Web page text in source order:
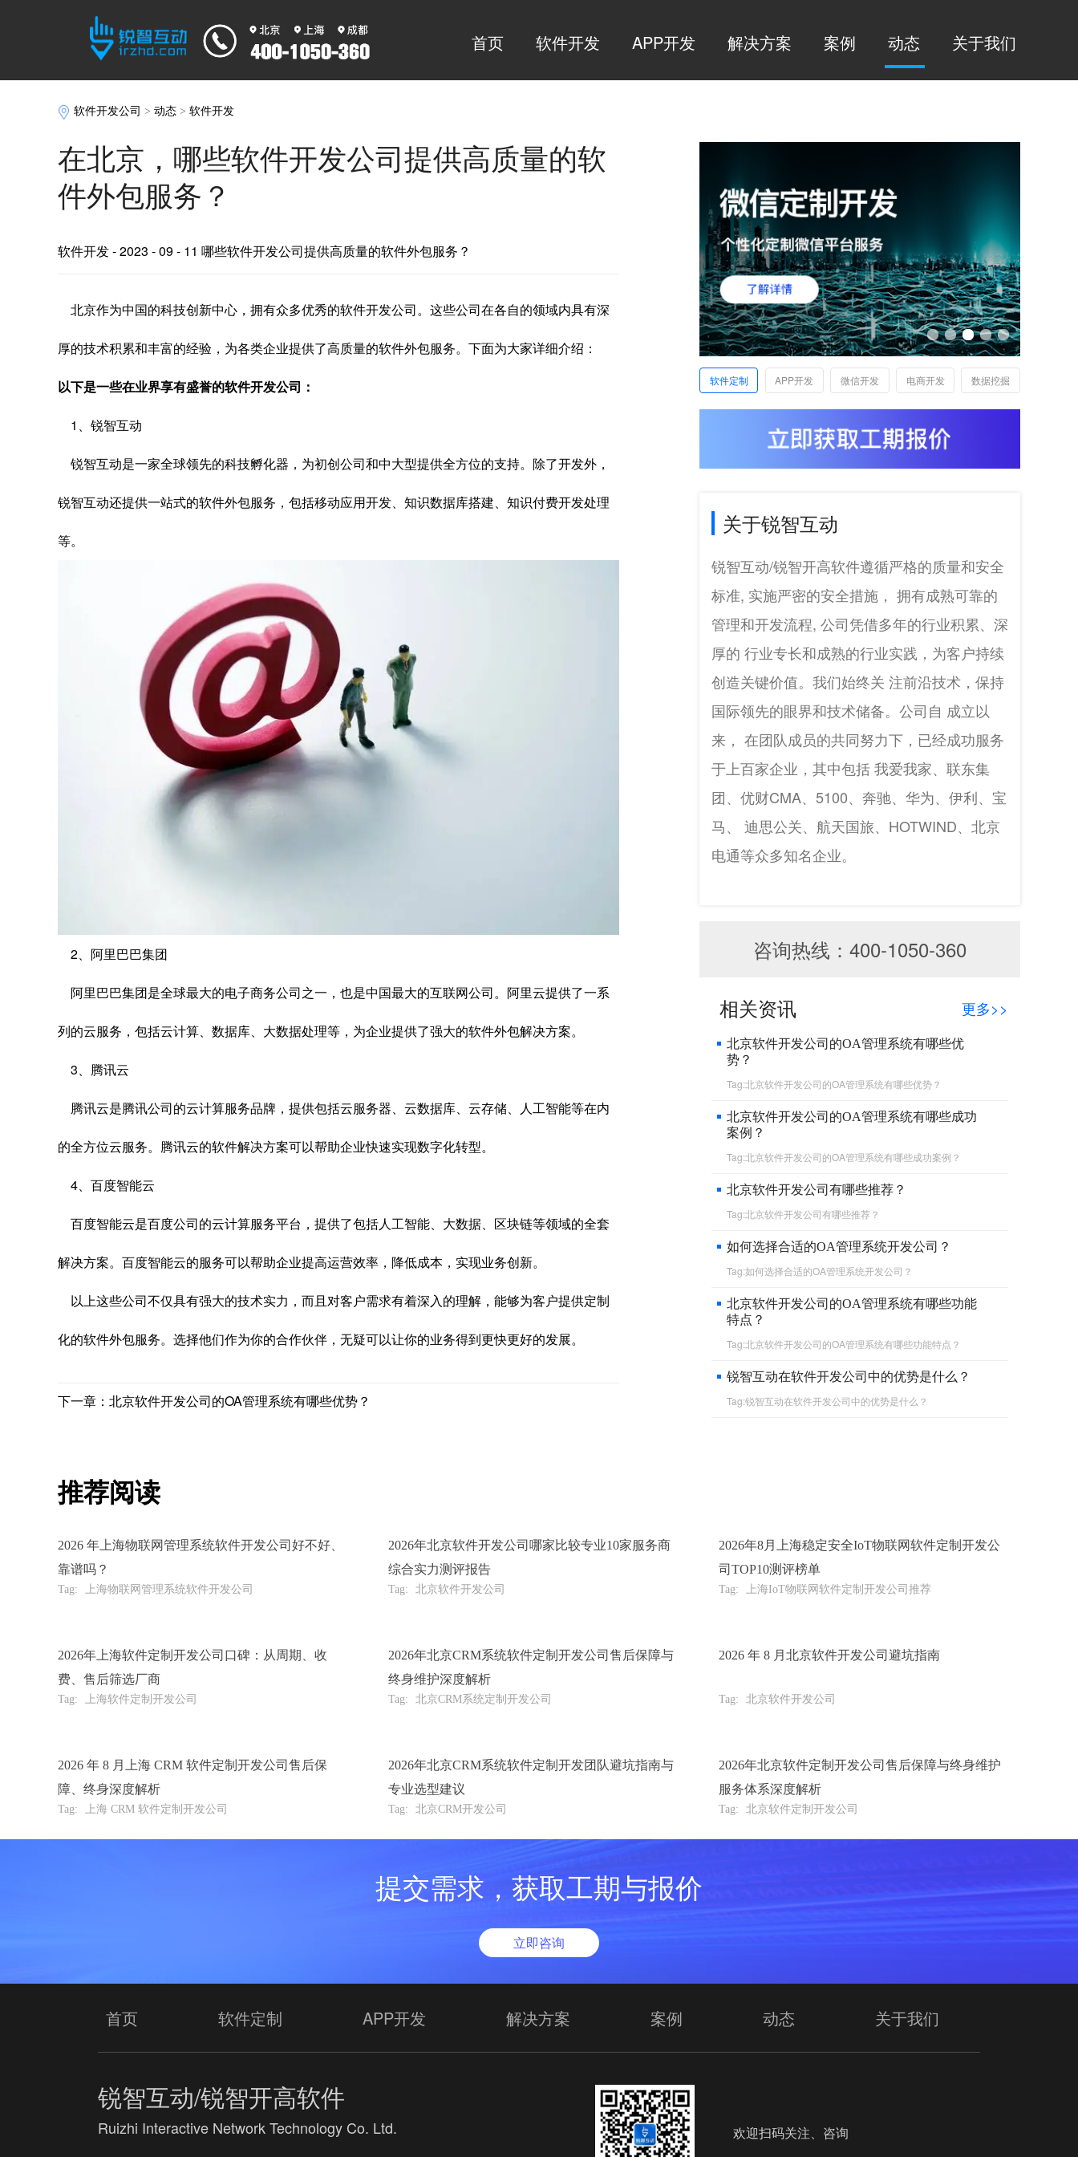
首页 软件开发 APP开发 解决方案 案例 动态 关于我们
软件开发公司 >动态 >软件开发
在北京，哪些软件开发公司提供高质量的软
件外包服务？
软件开发- 2023 - 09 - 11 哪些软件开发公司提供高质量的软件外包服务？
北京作为中国的科技创新中心，拥有众多优秀的软件开发公司。这些公司在各自的领域内具有深
厚的技术积累和丰富的经验，为各类企业提供了高质量的软件外包服务。下面为大家详细介绍：
以下是一些在业界享有盛誉的软件开发公司：
1、锐智互动
锐智互动是一家全球领先的科技孵化器，为初创公司和中大型提供全方位的支持。除了开发外，
锐智互动还提供一站式的软件外包服务，包括移动应用开发、知识数据库搭建、知识付费开发处理
等。
2、阿里巴巴集团
阿里巴巴集团是全球最大的电子商务公司之一，也是中国最大的互联网公司。阿里云提供了一系
列的云服务，包括云计算、数据库、大数据处理等，为企业提供了强大的软件外包解决方案。
3、腾讯云
腾讯云是腾讯公司的云计算服务品牌，提供包括云服务器、云数据库、云存储、人工智能等在内
的全方位云服务。腾讯云的软件解决方案可以帮助企业快速实现数字化转型。
4、百度智能云
百度智能云是百度公司的云计算服务平台，提供了包括人工智能、大数据、区块链等领域的全套
解决方案。百度智能云的服务可以帮助企业提高运营效率，降低成本，实现业务创新。
以上这些公司不仅具有强大的技术实力，而且对客户需求有着深入的理解，能够为客户提供定制
化的软件外包服务。选择他们作为你的合作伙伴，无疑可以让你的业务得到更快更好的发展。
下一章：北京软件开发公司的OA管理系统有哪些优势？
软件定制 APP开发 微信开发 电商开发 数据挖掘
关于锐智互动
锐智互动/锐智开高软件遵循严格的质量和安全
标准, 实施严密的安全措施， 拥有成熟可靠的
管理和开发流程, 公司凭借多年的行业积累、深
厚的 行业专长和成熟的行业实践，为客户持续
创造关键价值。我们始终关 注前沿技术，保持
国际领先的眼界和技术储备。公司自 成立以
来， 在团队成员的共同努力下，已经成功服务
于上百家企业，其中包括 我爱我家、联东集
团、优财CMA、5100、奔驰、华为、伊利、宝
马、 迪思公关、航天国旅、HOTWIND、北京
电通等众多知名企业。
咨询热线：400-1050-360
相关资讯 更多>>
北京软件开发公司的OA管理系统有哪些优
势？
Tag:北京软件开发公司的OA管理系统有哪些优势？
北京软件开发公司的OA管理系统有哪些成功
案例？
Tag:北京软件开发公司的OA管理系统有哪些成功案例？
北京软件开发公司有哪些推荐？
Tag:北京软件开发公司有哪些推荐？
如何选择合适的OA管理系统开发公司？
Tag:如何选择合适的OA管理系统开发公司？
北京软件开发公司的OA管理系统有哪些功能
特点？
Tag:北京软件开发公司的OA管理系统有哪些功能特点？
锐智互动在软件开发公司中的优势是什么？
Tag:锐智互动在软件开发公司中的优势是什么？
推荐阅读
2026 年上海物联网管理系统软件开发公司好不好、
靠谱吗？
Tag: 上海物联网管理系统软件开发公司
2026年北京软件开发公司哪家比较专业10家服务商
综合实力测评报告
Tag: 北京软件开发公司
2026年8月上海稳定安全IoT物联网软件定制开发公
司TOP10测评榜单
Tag: 上海IoT物联网软件定制开发公司推荐
2026年上海软件定制开发公司口碑：从周期、收
费、售后筛选厂商
Tag: 上海软件定制开发公司
2026年北京CRM系统软件定制开发公司售后保障与
终身维护深度解析
Tag: 北京CRM系统定制开发公司
2026 年 8 月北京软件开发公司避坑指南
Tag: 北京软件开发公司
2026 年 8 月上海 CRM 软件定制开发公司售后保
障、终身深度解析
Tag: 上海 CRM 软件定制开发公司
2026年北京CRM系统软件定制开发团队避坑指南与
专业选型建议
Tag: 北京CRM开发公司
2026年北京软件定制开发公司售后保障与终身维护
服务体系深度解析
Tag: 北京软件定制开发公司
提交需求，获取工期与报价
立即咨询
首页 软件定制 APP开发 解决方案 案例 动态 关于我们
锐智互动/锐智开高软件
Ruizhi Interactive Network Technology Co. Ltd. 欢迎扫码关注、咨询